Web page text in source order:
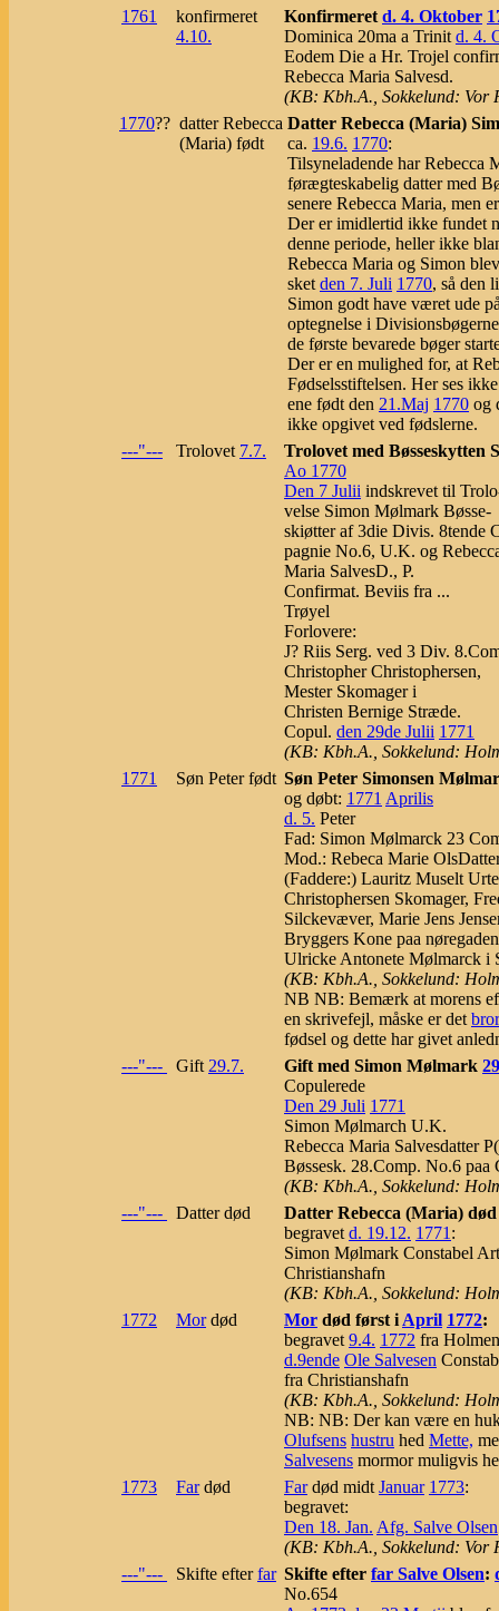
1761
konfirmeret
4.10.
Konfirmeret d. 4. Oktober
Dominica 20ma a Trinit d. 4.
Eodem Die a Hr. Trojel
Rebecca Maria Salvesd.
(KB: Kbh.A., Sokkelund: Vor
1770?? datter Rebecca
(Maria) født
Datter Rebecca (Maria)
ca. 19.6. 1770:
Tilsyneladende har Rebecca
førægteskabelig datter med
senere Rebecca Maria, men
Der er imidlertid ikke fundet
denne periode, heller ikke
Rebecca Maria og Simon
sket den 7. Juli 1770, så den
Simon godt have været ude
optegnelse i
de første bevarede bøger
Der er en mulighed for, at
Fødselsstiftelsen. Her ses
ene født den 21.Maj 1770 og
ikke opgivet ved fødslerne.
---"---
Trolovet 7.7.
Trolovet med Bøsseskytten
Ao 1770
Den 7 Julii indskrevet til
velse Simon Mølmark Bøsse-
skiøtter af 3die Divis. 8tende
pagnie No.6, U.K. og
Maria SalvesD., P.
Confirmat. Beviis fra ...
Trøyel
Forlovere:
J? Riis Serg. ved 3 Div.
Christopher Christophersen,
Mester Skomager i
Christen Bernige Stræde.
Copul. den 29de Julii 1771
(KB: Kbh.A., Sokkelund:
1771
Søn Peter født Søn Peter Simonsen
og døbt: 1771 Aprilis
d. 5. Peter
Fad: Simon Mølmarck 23
Mod.: Rebeca Marie
(Faddere:) Lauritz Muselt
Christophersen Skomager,
Silckevæver, Marie Jens
Bryggers Kone paa nøregaden
Ulricke Antonete Mølmarck i
(KB: Kbh.A., Sokkelund:
NB NB: Bemærk at morens
en skrivefejl, måske er det
fødsel og dette har givet
---"---
Gift 29.7. Gift med Simon Mølmark
Copulerede
Den 29 Juli 1771
Simon Mølmarch U.K.
Rebecca Maria Salvesdatter
Bøssesk. 28.Comp. No.6
(KB: Kbh.A., Sokkelund:
---"---
Datter død
Datter Rebecca (Maria)
begravet d. 19.12. 1771 :
Simon Mølmark Constabel
Christianshafn
(KB: Kbh.A., Sokkelund:
1772
Mordød Mor død først i April 1772:
begravet 9.4. 1772 fra
d.9ende Ole Salvesen
fra Christianshafn
(KB: Kbh.A., Sokkelund:
NB: NB: Der kan være en
Olufsens hustru hed Mette,
Salvesens mormor muligvis
1773
Fardød Fardød midt Januar 1773:
begravet:
Den 18. Jan. Afg. Salve Olsen
(KB: Kbh.A., Sokkelund: Vor
---"---
Skifte efterfar Skifte efter far Salve Olsen:
No.654